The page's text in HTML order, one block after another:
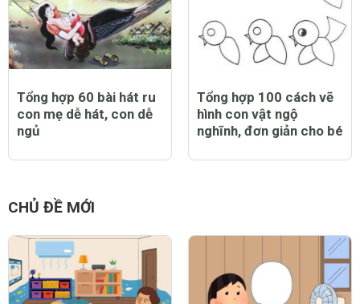
Tổng hợp 60 bài hát ru
con mẹ dễ hát, con dễ
ngủ
Tổng hợp 100 cách vẽ
hình con vật ngộ
nghĩnh, đơn giản cho bé
CHỦ ĐỀ MỚI